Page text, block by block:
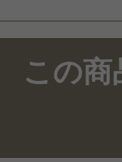
この